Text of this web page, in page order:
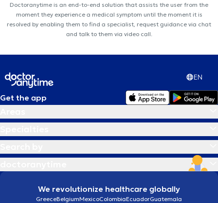
Doctoranytime is an end-to-end solution that assists the user from the
moment they experience a medical symptom until the moment it is
resolved by enabling them to find a specialist, request guidance via chat
and talk to them via video call.
EN
Get the app
We revolutionize healthcare globally
GreeceBelgiumMexicoColombiaEcuadorGuatemala